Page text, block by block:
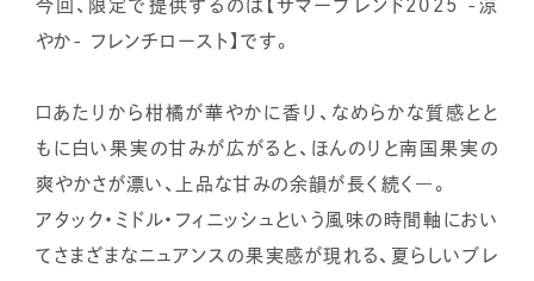
今回、限定で提供するのは【サマーブレンド2025 -涼
やか- フレンチロースト】です。
口あたりから柑橘が華やかに香り、なめらかな質感とと
もに白い果実の甘みが広がると、ほんのりと南国果実の
爽やかさが漂い、上品な甘みの余韻が長く続く―。
アタック・ミドル・フィニッシュという風味の時間軸におい
てさまざまなニュアンスの果実感が現れる、夏らしいブレ